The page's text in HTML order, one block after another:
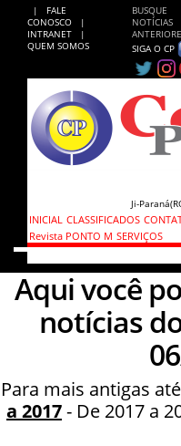
|
FALE
CONOSCO
|
INTRANET
|
QUEM SOMOS
BUSQUE
NOTÍCIAS
SIGA O CP
Ji-
INICIAL CLASSIFICADOS
Revista PONTO M SERVIÇOS
Aqui você
notícias
Para mais antigas
a 2017- De 2017 a